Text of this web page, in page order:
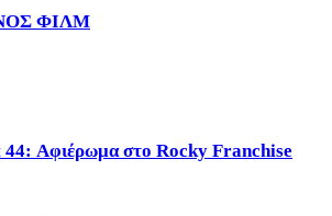
ΦΙΛΜ
44: Αφιέρωμα στο Rocky Franchise